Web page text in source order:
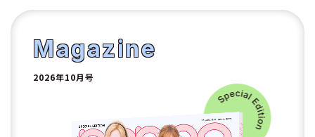
2
Magazine
2026年10月号